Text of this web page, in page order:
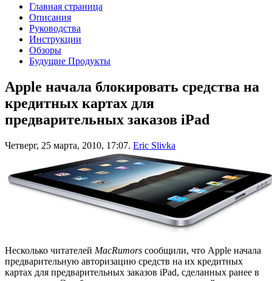
Главная страница
Описания
Руководства
Инструкции
Обзоры
Будущие Продукты
Apple начала блокировать средства на
кредитных картах для
предварительных заказов iPad
Четверг, 25 марта, 2010, 17:07. Eric Slivka
Несколько читателей MacRumors сообщили, что Apple начала
предварительную авторизацию средств на их кредитных
картах для предварительных заказов iPad, сделанных ранее в